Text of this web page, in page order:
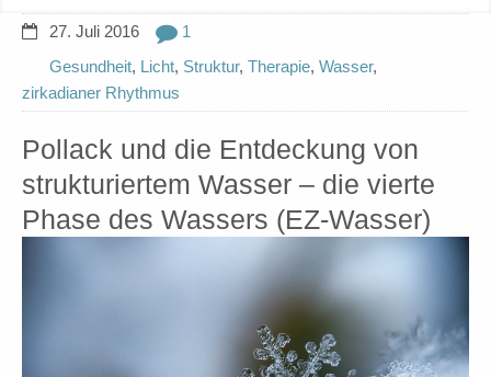
27. Juli 2016
1
Gesundheit, Licht, Struktur, Therapie, Wasser,
zirkadianer Rhythmus
Pollack und die Entdeckung von
strukturiertem Wasser – die vierte
Phase des Wassers (EZ-Wasser)